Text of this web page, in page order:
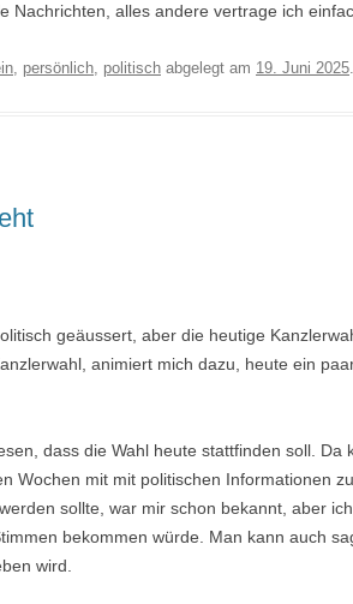
Nachrichten, alles andere vertrage ich
, persönlich, politisch abgelegt am 19. Juni 2025.
geäussert, aber die heutige
animiert mich dazu, heute ein
dass die Wahl heute stattfinden soll. Da
Wochen mit mit politischen Informationen
sollte, war mir schon bekannt, aber
bekommen würde. Man kann auch
wird.